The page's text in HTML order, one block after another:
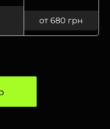
от 680 грн